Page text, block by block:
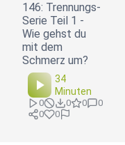
146: Trennungs-
Serie Teil 1 -
Wie gehst du
mit dem
Schmerz um?
34
Minuten
0 0 0
0
0
0